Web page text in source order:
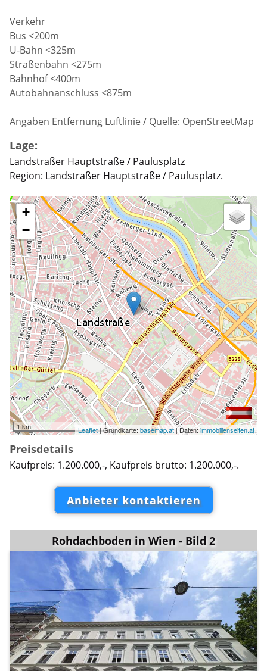
Verkehr
Bus <200m
U-Bahn <325m
Straßenbahn <275m
Bahnhof <400m
Autobahnanschluss <875m
Angaben Entfernung Luftlinie / Quelle: OpenStreetMap
Lage:
Landstraßer Hauptstraße / Paulusplatz
Region: Landstraßer Hauptstraße / Paulusplatz.
+
−
1 km Leaflet| Grundkarte:basemap.at| Daten:immobilienseiten.at
Preisdetails
Kaufpreis: 1.200.000,-, Kaufpreis brutto: 1.200.000,-.
Anbieter kontaktieren
Rohdachboden in Wien - Bild 2